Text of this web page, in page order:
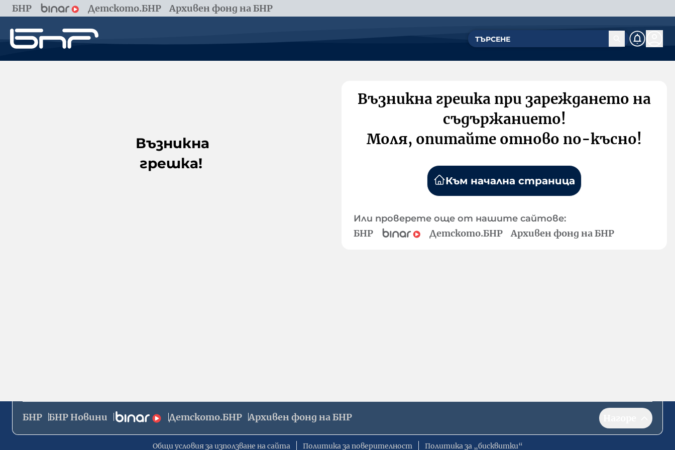
БНР Детското.БНР Архивен фонд на БНР
Възникна
грешка!
Възникна грешка при зареждането на
съдържанието!
Моля, опитайте отново по-късно!
Към начална страница
Или проверете още от нашите сайтове:
БНР Детското.БНР Архивен фонд на БНР
БНР БНР Новини Детското.БНР Архивен фонд на БНР
Общи условия за използване на сайта Политика за поверителност Политика за „бисквитки“